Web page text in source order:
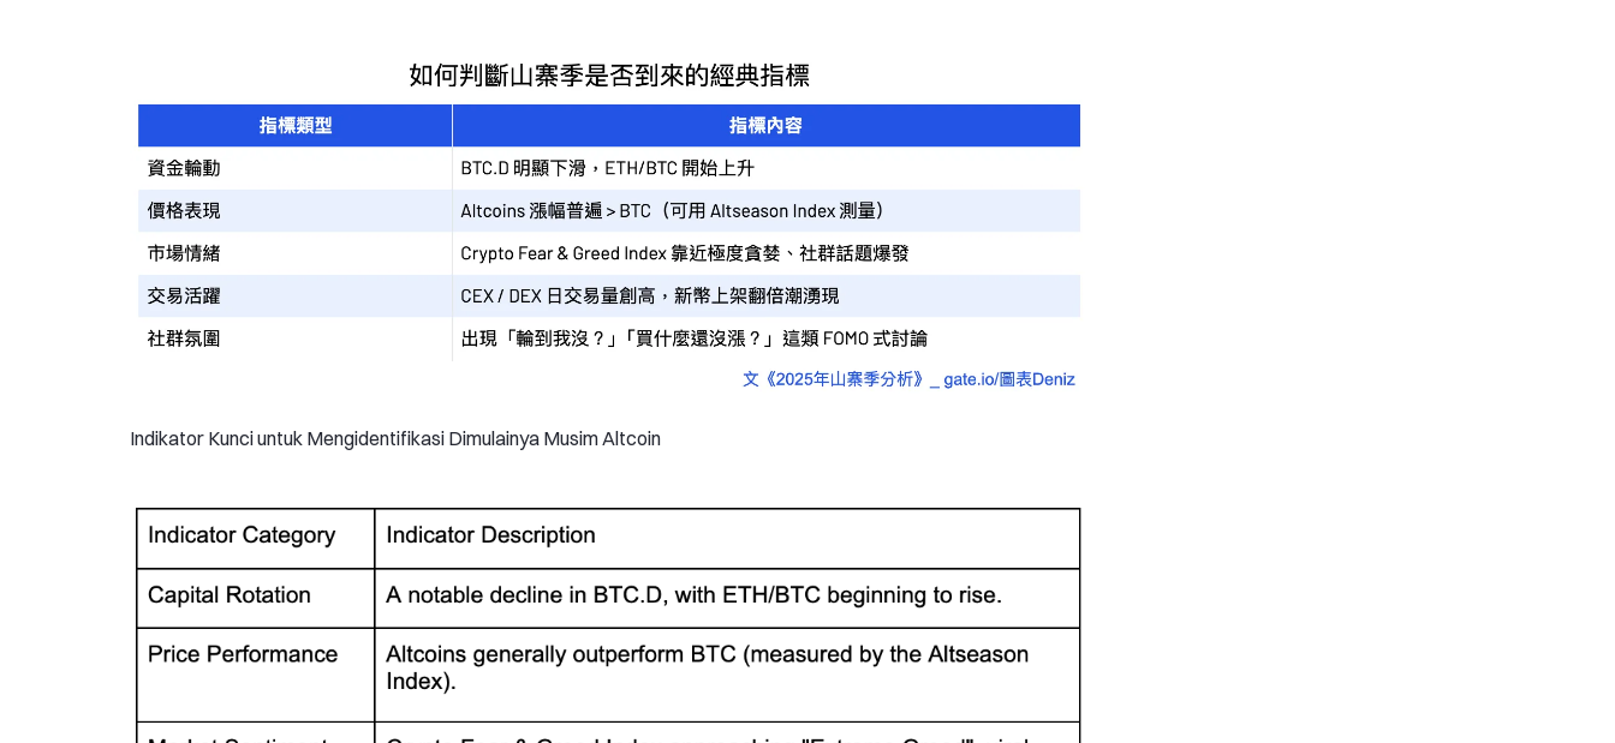
Indikator Kunci untuk Mengidentifikasi Dimulainya Musim Altcoin